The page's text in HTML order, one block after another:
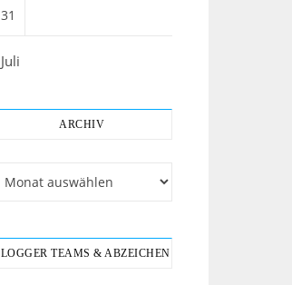
31
ARCHIV
TEAMS & ABZEICHEN